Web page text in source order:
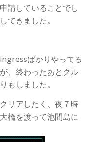
請していることでし
てきました。
ばかりやってる
、終わったあとクル
もしました。
リアしたく、夜７時
橋を渡って池間島に